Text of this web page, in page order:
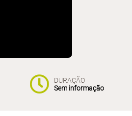
DURAÇÃO
Sem informação